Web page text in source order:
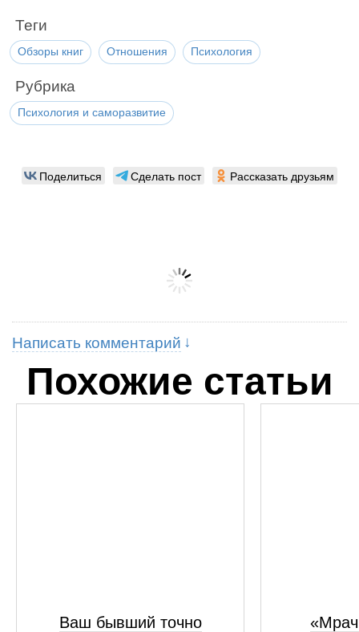
Теги
Обзоры книг Отношения Психология
Рубрика
Психология и саморазвитие
Поделиться Сделать пост Рассказать друзьям
Написать комментарий
Похожие статьи
Ваш бывший точно